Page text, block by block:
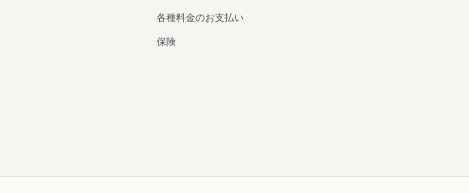
各種料金のお支払い
保険